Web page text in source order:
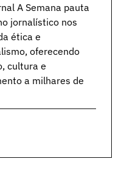
A Semana pauta
jornalístico nos
ética e
oferecendo
cultura e
a milhares de